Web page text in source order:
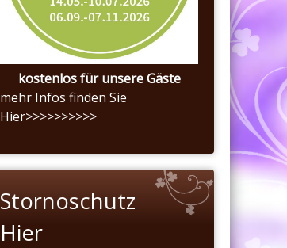
kostenlos für unsere Gäste
mehr Infos finden Sie
Hier>>>>>>>>>>
Stornoschutz
Hier